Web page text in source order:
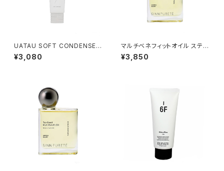
UATAU SOFT CONDENSE 6
0g
¥3,080
マルチベネフィットオイル スティ
ルネス＆エナジー
¥3,850